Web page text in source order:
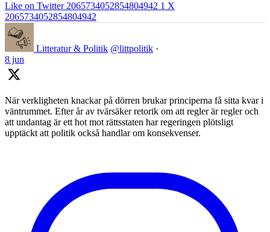
Like on Twitter 2065734052854804942 1 X
2065734052854804942
Litteratur & Politik @littpolitik ·
8 jun
När verkligheten knackar på dörren brukar principerna få sitta kvar i
väntrummet. Efter år av tvärsäker retorik om att regler är regler och
att undantag är ett hot mot rättsstaten har regeringen plötsligt
upptäckt att politik också handlar om konsekvenser.